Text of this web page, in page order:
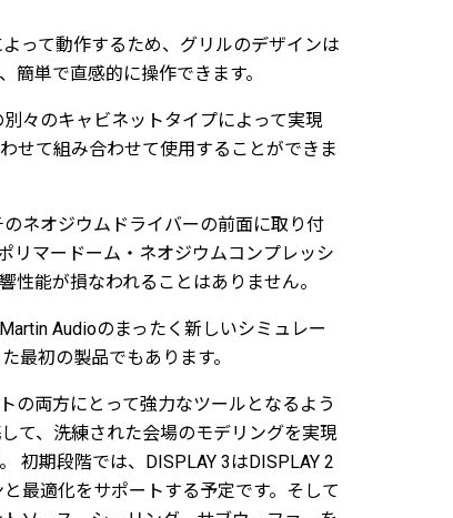
って動作するため、グリルのデザインは
簡単で直感的に操作できます。
々のキャビネットタイプによって実現
せて組み合わせて使用することができま
ネオジウムドライバーの前面に取り付
リマードーム・ネオジウムコンプレッシ
性能が損なわれることはありません。
Audioのまったく新しいシミュレー
最初の製品でもあります。
の両方にとって強力なツールとなるよう
て、洗練された会場のモデリングを実現
初期段階では、DISPLAY 3はDISPLAY 2
最適化をサポートする予定です。そして